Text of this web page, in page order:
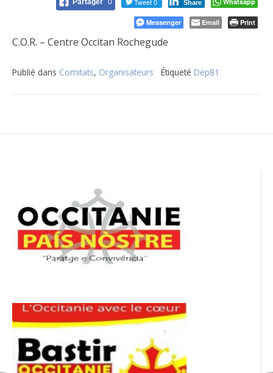
Partager 0 Tweet 0 Share
Messenger Email Print
C.O.R. – Centre Occitan Rochegude
Publié dans Comitats, Organisateurs Étiqueté Dep81